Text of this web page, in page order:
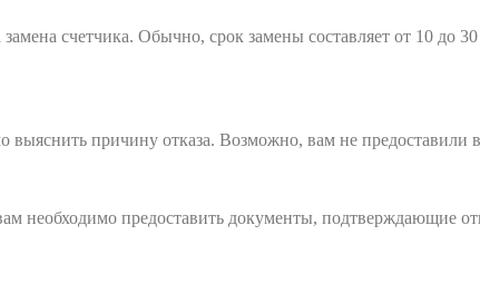
счетчика. Обычно, срок замены составляет от 10 до
выяснить причину отказа. Возможно, вам не
необходимо предоставить документы, подтверждающие